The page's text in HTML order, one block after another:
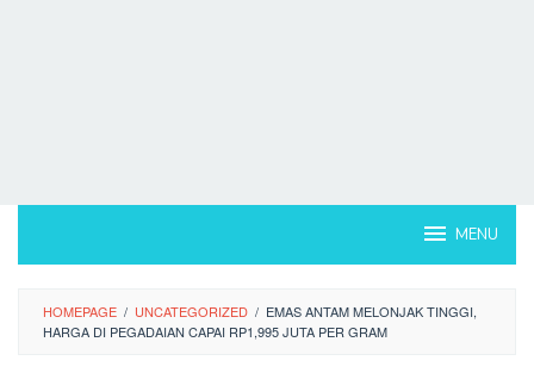
MENU
HOMEPAGE / UNCATEGORIZED / EMAS ANTAM MELONJAK TINGGI,
HARGA DI PEGADAIAN CAPAI RP1,995 JUTA PER GRAM